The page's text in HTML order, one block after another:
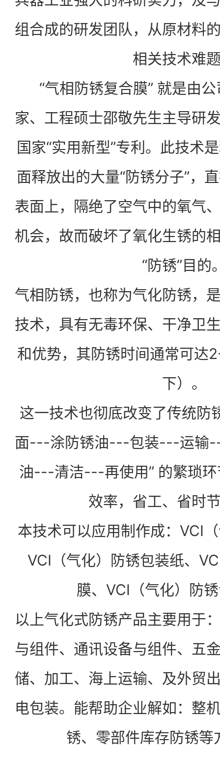
组合成的研发团队，从原材料
相关技术难
“气相防锈复合膜” 就是由
家、工程硕士邵敬先生主导研
国家“实用新型”专利。此技术
面释放出的大量“防锈分子”，
表面上，隔绝了空气中的氧气
机会，故而破坏了氧化生锈的
“防锈”目的
气相防锈，也称为气化防锈，
技术，具有无毒环保、干净卫
和优势，其防锈时间通常可达
下）。
这一技术也彻底改变了传统防
面---涂防锈油---包装---运输
油---清洁---再使用” 的繁琐环
效率，省工、省时
本技术可以应用制作成：VCI
VCI（气化）防锈包装纸、
膜、VCI（气化）防
以上气化式防锈产品主要用于
与组件、通讯设备与组件、五
储、加工、海上运输、及外贸
电包装。能帮助企业解如：整
锈、零部件库存防锈等